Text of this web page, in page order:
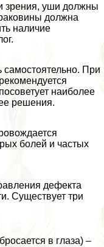
зрения, уши должны
должна
наличие
самостоятельно. При
наиболее
решения.
болей и частых
дефекта
Существует три
в глаза) –